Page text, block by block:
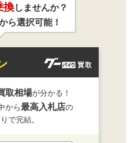
換しませんか？
ら選択可能！
取相場が分かる！
から最高入札店の
で完結。